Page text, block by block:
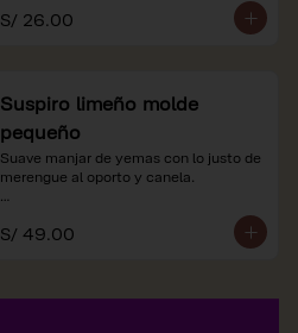
S/ 26.00
Suspiro limeño molde
pequeño
Suave manjar de yemas con lo justo de
merengue al oporto y canela.
*Nuestros precios están expresados en
soles e incluyen impuestos de ley y
S/ 49.00